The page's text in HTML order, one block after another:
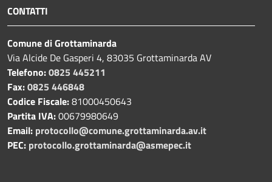
CONTATTI
Comune di Grottaminarda
Via Alcide De Gasperi 4, 83035 Grottaminarda AV
Telefono:0825 445211
Fax:0825 446848
Codice Fiscale:81000450643
Partita IVA:00679980649
Email: protocollo@comune.grottaminarda.av.it
PEC: protocollo.grottaminarda@asmepec.it